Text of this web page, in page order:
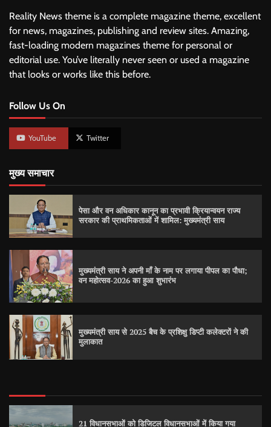
Reality News theme is a complete magazine theme, excellent
for news, magazines, publishing and review sites. Amazing,
fast-loading modern magazines theme for personal or
editorial use. You’ve literally never seen or used a magazine
that looks or works like this before.
Follow Us On
YouTube Twitter
मुख्य समाचार
पेसा और वन अधिकार कानून का प्रभावी क्रियान्वयन राज्य
सरकार की प्राथमिकताओं में शामिल: मुख्यमंत्री साय
मुख्यमंत्री साय ने अपनी माँ के नाम पर लगाया पीपल का पौधा;
वन महोत्सव-2026 का हुआ शुभारंभ
मुख्यमंत्री साय से 2025 बैच के प्रशिक्षु डिप्टी कलेक्टरों ने की
मुलाकात
21 विधानसभाओं को डिजिटल विधानसभाओं में किया गया